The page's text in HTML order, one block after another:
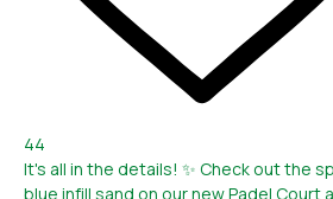
44
It's all in the details! ✨ Check out the
blue infill sand on our new Padel Court